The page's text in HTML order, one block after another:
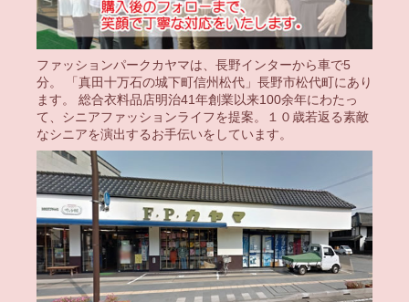
ファッションパークカヤマは、長野インターから車で5
分。 「真田十万石の城下町信州松代」長野市松代町にあり
ます。 総合衣料品店明治41年創業以来100余年にわたっ
て、シニアファッションライフを提案。１０歳若返る素敵
なシニアを演出するお手伝いをしています。